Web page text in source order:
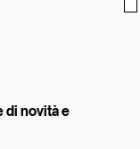
di novità e